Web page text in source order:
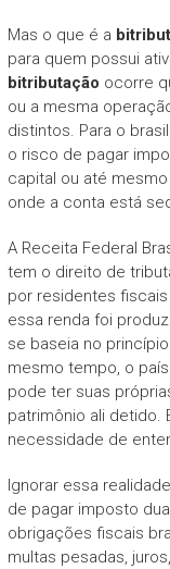
Mas o que é a
para quem possui
bitributação ocorre
ou a mesma
distintos. Para o
o risco de pagar
capital ou até
onde a conta está
A Receita Federal
tem o direito de
por residentes
essa renda foi
se baseia no
mesmo tempo, o
pode ter suas
patrimônio ali detido.
necessidade de
Ignorar essa
de pagar imposto
obrigações fiscais
multas pesadas,